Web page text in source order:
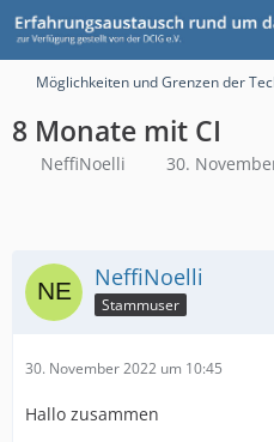
Möglichkeiten und Grenzen der
8 Monate mit CI
NeffiNoelli 30.
NeffiNoelli
Stammuser
30. November 2022 um 10:45
Hallo zusammen